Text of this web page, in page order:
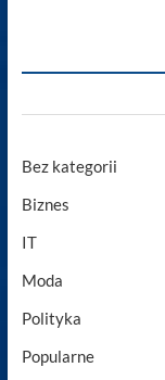
Bez kategorii
Biznes
IT
Moda
Polityka
Popularne